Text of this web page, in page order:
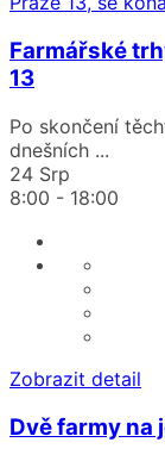
Farmářské
13
Po skončení
dnešních ...
24 Srp
8:00 - 18:00
Zobrazit detail
Dvě farmy na